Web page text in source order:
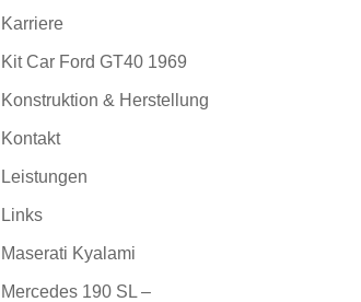
Karriere
Kit Car Ford GT40 1969
Konstruktion & Herstellung
Kontakt
Leistungen
Links
Maserati Kyalami
Mercedes 190 SL –